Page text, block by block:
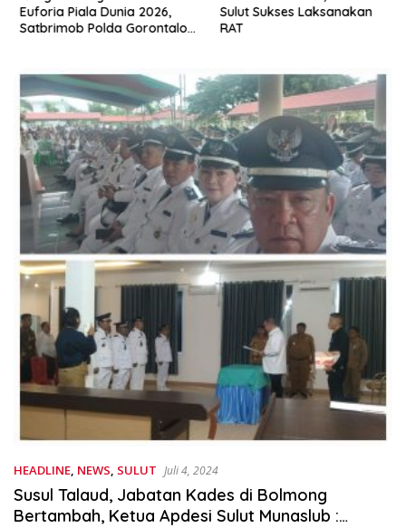
Euforia Piala Dunia 2026,
Satbrimob Polda Gorontalo
Sulut Sukses Laksanakan
RAT
HEADLINE, NEWS, SULUT Juli 4, 2024
Susul Talaud, Jabatan Kades di Bolmong
Bertambah, Ketua Apdesi Sulut Munaslub :